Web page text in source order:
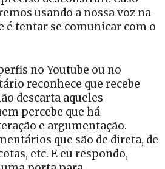
usando a nossa voz na
é tentar se comunicar com o
no Youtube ou no
reconhece que recebe
descarta aqueles
percebe que há
e argumentação.
que são de direta, de
etc. E eu respondo,